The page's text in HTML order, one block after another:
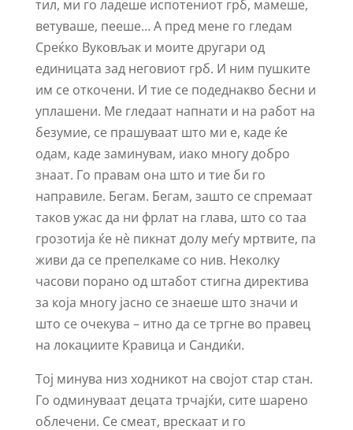
тил, ми го ладеше испотениот грб, мамеше,
ветуваше, пееше… А пред мене го гледам
Среќко Вуковљак и моите другари од
единицата зад неговиот грб. И ним пушките
им се откочени. И тие се подеднакво бесни и
уплашени. Ме гледаат напнати и на работ на
безумие, се прашуваат што ми е, каде ќе
одам, каде заминувам, иако многу добро
знаат. Го правам она што и тие би го
направиле. Бегам. Бегам, зашто се спремаат
таков ужас да ни фрлат на глава, што со таа
грозотија ќе нѐ пикнат долу меѓу мртвите, па
живи да се препелкаме со нив. Неколку
часови порано од штабот стигна директива
за која многу јасно се знаеше што значи и
што се очекува – итно да се тргне во правец
на локациите Кравица и Сандиќи.
Тој минува низ ходникот на својот стар стан.
Го одминуваат децата трчајќи, сите шарено
облечени. Се смеат, врескаат и го